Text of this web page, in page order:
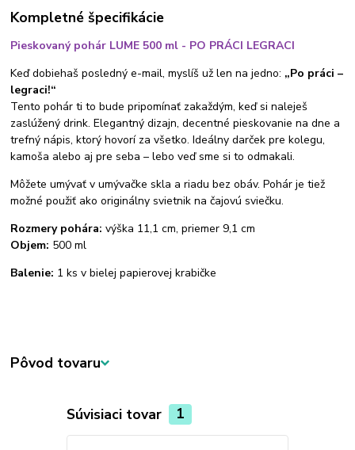
Kompletné špecifikácie
Pieskovaný pohár LUME 500 ml - PO PRÁCI LEGRACI
Keď dobiehaš posledný e-mail, myslíš už len na jedno: „Po práci –
legraci!“
Tento pohár ti to bude pripomínať zakaždým, keď si naleješ
zaslúžený drink. Elegantný dizajn, decentné pieskovanie na dne a
trefný nápis, ktorý hovorí za všetko. Ideálny darček pre kolegu,
kamoša alebo aj pre seba – lebo veď sme si to odmakali.
Môžete umývať v umývačke skla a riadu bez obáv. Pohár je tiež
možné použiť ako originálny svietnik na čajovú sviečku.
Rozmery pohára: výška 11,1 cm, priemer 9,1 cm
Objem: 500 ml
Balenie: 1 ks v bielej papierovej krabičke
Pôvod tovaru
Súvisiaci tovar 1